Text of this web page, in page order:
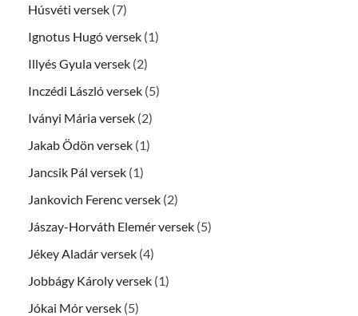
Húsvéti versek (7)
Ignotus Hugó versek (1)
Illyés Gyula versek (2)
Inczédi László versek (5)
Iványi Mária versek (2)
Jakab Ödön versek (1)
Jancsik Pál versek (1)
Jankovich Ferenc versek (2)
Jászay-Horváth Elemér versek (5)
Jékey Aladár versek (4)
Jobbágy Károly versek (1)
Jókai Mór versek (5)